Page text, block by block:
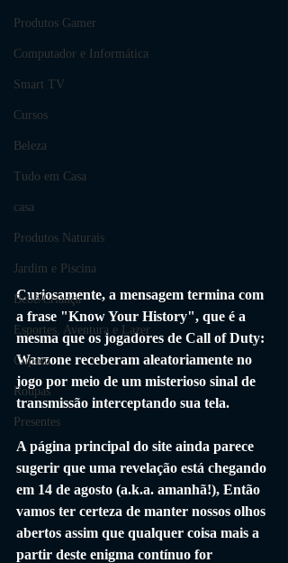
Produtos Gamer
Computador e Informática
Smart TV
Cursos
Beleza
Tudo em Casa
casa
Produtos Naturais
Jardim e Piscina
Bebê/Criança
Esportes, Aventura e Lazer
Cupom
Roupas
Presentes
Curiosamente, a mensagem termina com
a frase "Know Your History", que é a
mesma que os jogadores de Call of Duty:
Warzone receberam aleatoriamente no
jogo por meio de um misterioso sinal de
transmissão interceptando sua tela.
A página principal do site ainda parece
sugerir que uma revelação está chegando
em 14 de agosto (a.k.a. amanhã!), Então
vamos ter certeza de manter nossos olhos
abertos assim que qualquer coisa mais a
partir deste enigma contínuo for